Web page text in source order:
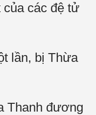
các đệ tử
lần, bị Thừa
Thanh đương